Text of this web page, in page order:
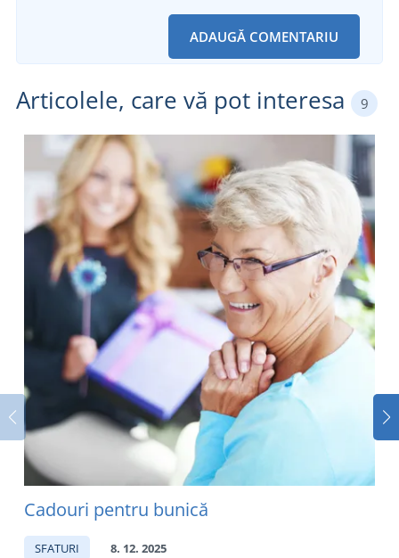
ADAUGĂ COMENTARIU
Articolele, care vă pot interesa 9
Cadouri pentru bunică
SFATURI
8. 12. 2025